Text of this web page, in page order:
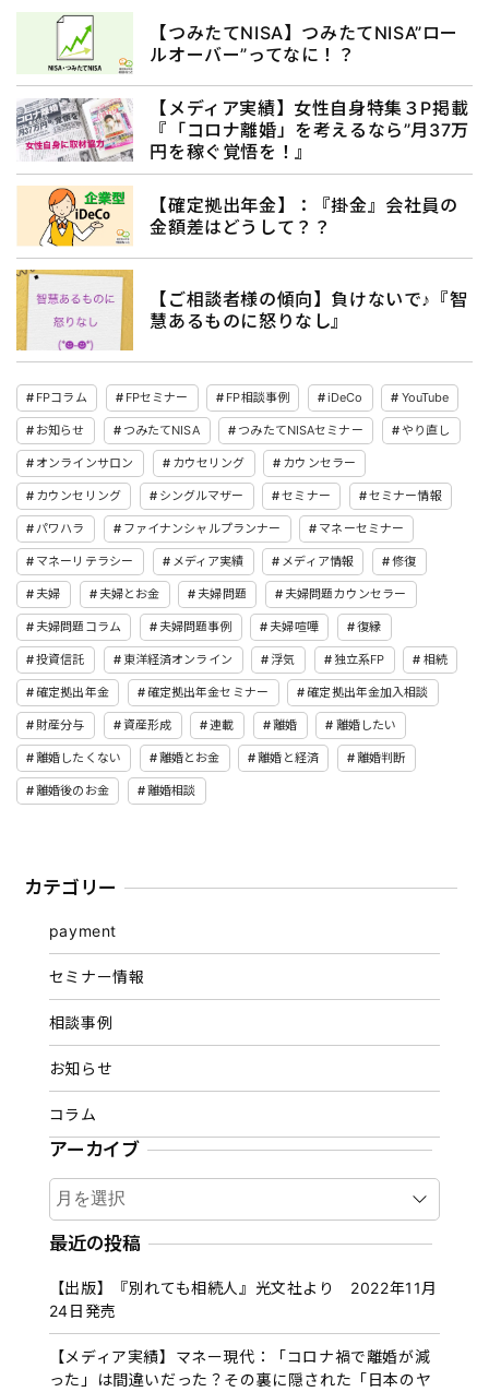
【つみたてNISA】つみたてNISA”ロー
ルオーバー”ってなに！？
【メディア実績】女性自身特集３P掲載
『「コロナ離婚」を考えるなら”月37万
円を稼ぐ覚悟を！』
【確定拠出年金】：『掛金』会社員の
金額差はどうして？？
【ご相談者様の傾向】負けないで♪『智
慧あるものに怒りなし』
FPコラム FPセミナー FP相談事例 iDeCo YouTube
お知らせ つみたてNISA つみたてNISAセミナー やり直し
オンラインサロン カウセリング カウンセラー
カウンセリング シングルマザー セミナー セミナー情報
パワハラ ファイナンシャルプランナー マネーセミナー
マネーリテラシー メディア実績 メディア情報 修復
夫婦 夫婦とお金 夫婦問題 夫婦問題カウンセラー
夫婦問題コラム 夫婦問題事例 夫婦喧嘩 復縁
投資信託 東洋経済オンライン 浮気 独立系FP 相続
確定拠出年金 確定拠出年金セミナー 確定拠出年金加入相談
財産分与 資産形成 連載 離婚 離婚したい
離婚したくない 離婚とお金 離婚と経済 離婚判断
離婚後のお金 離婚相談
カテゴリー
payment
セミナー情報
相談事例
お知らせ
コラム
アーカイブ
ア
ー
カ
ブ
最近の投稿
【出版】『別れても相続人』光文社より 2022年11月
24日発売
【メディア実績】マネー現代：「コロナ禍で離婚が減
った」は間違いだった？その裏に隠された「日本のヤ